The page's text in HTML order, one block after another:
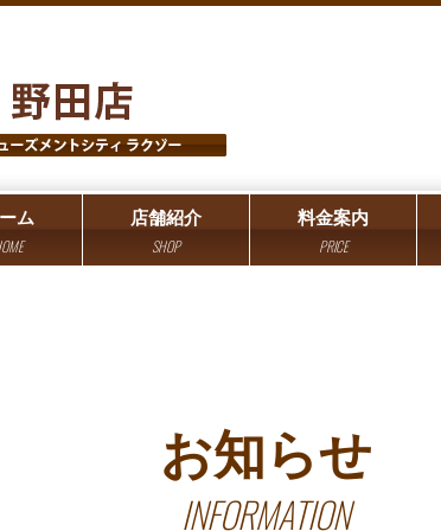
ム 店舗紹介
SHOP
料金案内
PRICE
お知らせ
INFORMATION